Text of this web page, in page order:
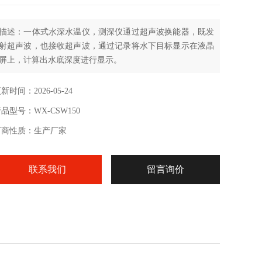
述：一体式水深水温仪，测深仪通过超声波换能器，既发
超声波，也接收超声波，通过记录将水下目标显示在液晶
屏上，计算出水底深度进行显示。
新时间：2026-05-24
品型号：WX-CSW150
商性质：生产厂家
联系我们 留言询价